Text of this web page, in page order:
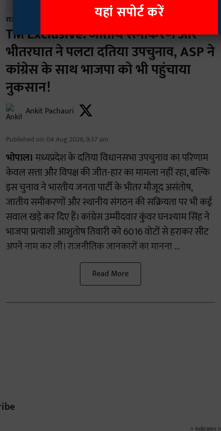
राजनीति
TM Exclusive: जातीय समीकरण और
भीतरघात ने पलटा दतिया उपचुनाव, ASP ने
कांग्रेस के साथ भाजपा को भी पहुंचाया
नुकसान!
Ankit Pachauri
Published on: 04 Aug 2026, 9:37 am
भोपाल। मध्यप्रदेश के दतिया विधानसभा उपचुनाव का परिणाम
केवल सत्ता और विपक्ष की जीत-हार का मामला नहीं रहा, बल्कि
इस चुनाव ने भारतीय जनता पार्टी के भीतर मौजूद असंतोष,
जातीय समीकरणों और स्थानीय संगठन की सक्रियता पर भी कई
सवाल खड़े कर दिए हैं। कांग्रेस उम्मीदवार कुंवर घनश्याम सिंह ने
भाजपा प्रत्याशी आशुतोष तिवारी को 6016 वोटों से हराकर सीट
अपने नाम कर ली। राजनीतिक जानकारों का मानना ...
Read More
indicates
यहां सपोर्ट करें